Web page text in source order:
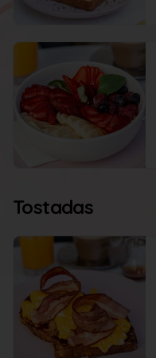
Tostadas